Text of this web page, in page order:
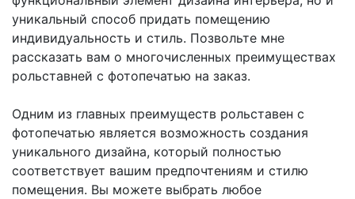
уникальный способ придать помещению
индивидуальность и стиль. Позвольте мне
рассказать вам о многочисленных преимуществах
рольставней с фотопечатью на заказ.
Одним из главных преимуществ рольставен с
фотопечатью является возможность создания
уникального дизайна, который полностью
соответствует вашим предпочтениям и стилю
помещения. Вы можете выбрать любое